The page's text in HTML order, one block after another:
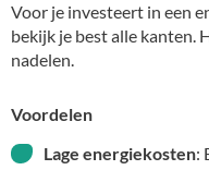
Voor je investeert in een
bekijk je best alle kanten.
nadelen.
Voordelen
Lage energiekosten: